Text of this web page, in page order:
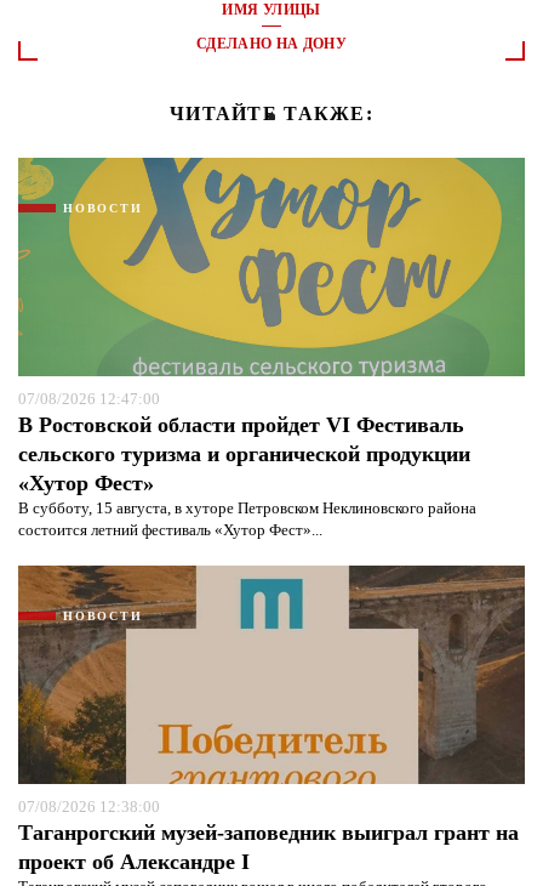
ИМЯ УЛИЦЫ
СДЕЛАНО НА ДОНУ
ЧИТАЙТЕ ТАКЖЕ:
НОВОСТИ
07/08/2026 12:47:00
В Ростовской области пройдет VI Фестиваль
сельского туризма и органической продукции
«Хутор Фест»
В субботу, 15 августа, в хуторе Петровском Неклиновского района
состоится летний фестиваль «Хутор Фест»...
НОВОСТИ
07/08/2026 12:38:00
Таганрогский музей-заповедник выиграл грант на
проект об Александре I